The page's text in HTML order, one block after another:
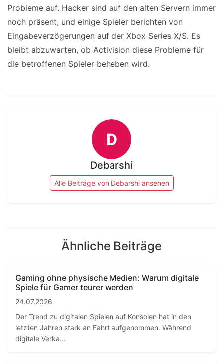
Probleme auf. Hacker sind auf den alten Servern immer
noch präsent, und einige Spieler berichten von
Eingabeverzögerungen auf der Xbox Series X/S. Es
bleibt abzuwarten, ob Activision diese Probleme für
die betroffenen Spieler beheben wird.
D
Debarshi
Alle Beiträge von Debarshi ansehen
Ähnliche Beiträge
Gaming ohne physische Medien: Warum digitale
Spiele für Gamer teurer werden
24.07.2026
Der Trend zu digitalen Spielen auf Konsolen hat in den
letzten Jahren stark an Fahrt aufgenommen. Während
digitale Verka...